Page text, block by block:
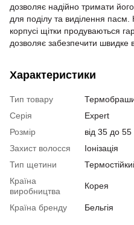
дозволяє надійно тримати
для поділу та виділення пасм.
корпусі щітки продуваються
дозволяє забезпечити швидке
Характеристики
Тип товару
Серія
Expert
Розмір
від 35 до
Захист волосся
Іонізація
Тип щетини
Країна
виробництва
Корея
Країна бренду Бельгія